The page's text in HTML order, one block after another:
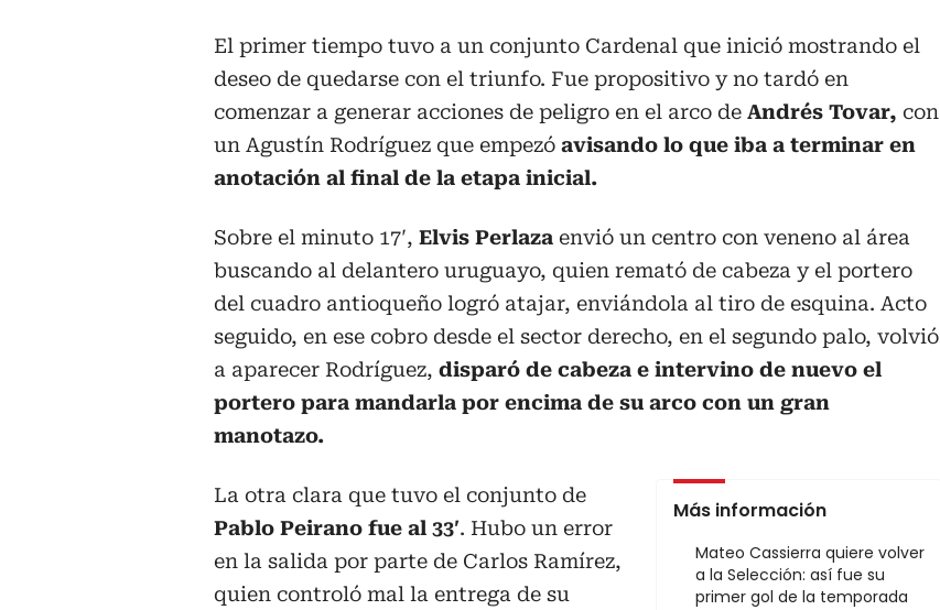
El primer tiempo tuvo a un conjunto Cardenal que inició mostrando el
deseo de quedarse con el triunfo. Fue propositivo y no tardó en
comenzar a generar acciones de peligro en el arco de Andrés Tovar, con
un Agustín Rodríguez que empezó avisando lo que iba a terminar en
anotación al final de la etapa inicial.
Sobre el minuto 17′, Elvis Perlaza envió un centro con veneno al área
buscando al delantero uruguayo, quien remató de cabeza y el portero
del cuadro antioqueño logró atajar, enviándola al tiro de esquina. Acto
seguido, en ese cobro desde el sector derecho, en el segundo palo, volvió
a aparecer Rodríguez, disparó de cabeza e intervino de nuevo el
portero para mandarla por encima de su arco con un gran
manotazo.
Más información
Mateo Cassierra quiere volver
a la Selección: así fue su
primer gol de la temporada
La otra clara que tuvo el conjunto de
Pablo Peirano fue al 33′. Hubo un error
en la salida por parte de Carlos Ramírez,
quien controló mal la entrega de su